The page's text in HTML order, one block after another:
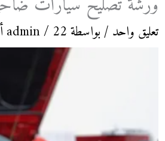
تعليق واحد / بواسطة admin/ 22 أغسطس، 2024